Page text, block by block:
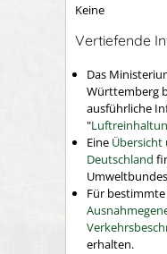
Keine
Vertiefende
Das
Württemberg
ausführliche
"
Eine Übersicht
Deutschland
Für
erhalten.